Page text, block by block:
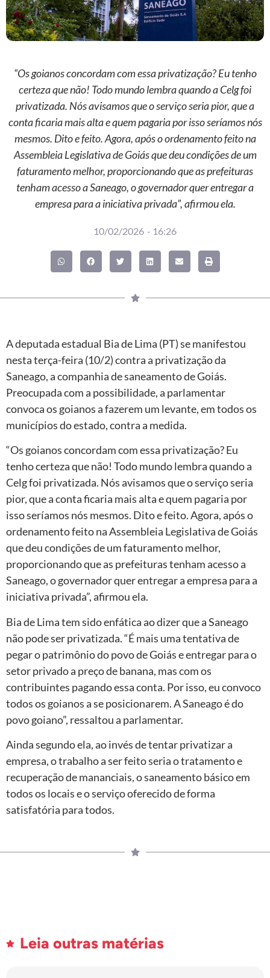
“Os goianos concordam com essa privatização? Eu tenho
certeza que não! Todo mundo lembra quando a Celg foi
privatizada. Nós avisamos que o serviço seria pior, que a
conta ficaria mais alta e quem pagaria por isso seríamos nós
mesmos. Dito e feito. Agora, após o ordenamento feito na
Assembleia Legislativa de Goiás que deu condições de um
faturamento melhor, proporcionando que as prefeituras
tenham acesso a Saneago, o governador quer entregar a
empresa para a iniciativa privada”, afirmou ela.
10/02/2026 - 16:26
A deputada estadual Bia de Lima (PT) se manifestou
nesta terça-feira (10/2) contra a privatização da
Saneago, a companhia de saneamento de Goiás.
Preocupada com a possibilidade, a parlamentar
convoca os goianos a fazerem um levante, em todos os
municípios do estado, contra a medida.
“Os goianos concordam com essa privatização? Eu
tenho certeza que não! Todo mundo lembra quando a
Celg foi privatizada. Nós avisamos que o serviço seria
pior, que a conta ficaria mais alta e quem pagaria por
isso seríamos nós mesmos. Dito e feito. Agora, após o
ordenamento feito na Assembleia Legislativa de Goiás
que deu condições de um faturamento melhor,
proporcionando que as prefeituras tenham acesso a
Saneago, o governador quer entregar a empresa para a
iniciativa privada”, afirmou ela.
Bia de Lima tem sido enfática ao dizer que a Saneago
não pode ser privatizada. “É mais uma tentativa de
pegar o patrimônio do povo de Goiás e entregar para o
setor privado a preço de banana, mas com os
contribuintes pagando essa conta. Por isso, eu convoco
todos os goianos a se posicionarem. A Saneago é do
povo goiano”, ressaltou a parlamentar.
Ainda segundo ela, ao invés de tentar privatizar a
empresa, o trabalho a ser feito seria o tratamento e
recuperação de mananciais, o saneamento básico em
todos os locais e o serviço oferecido de forma
satisfatória para todos.
Leia outras matérias